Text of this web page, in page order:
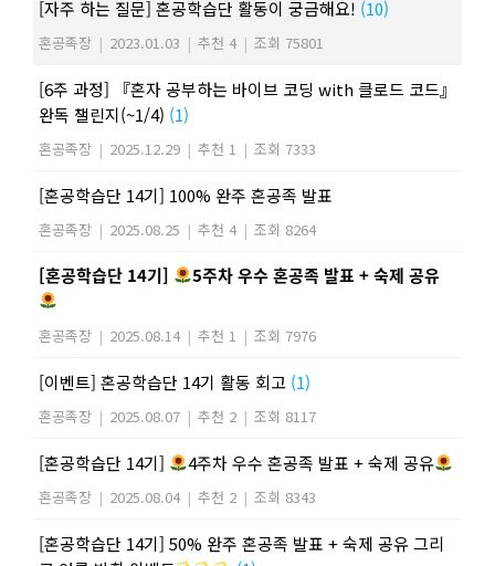
[자주 하는 질문] 혼공학습단 활동이 궁금해요! (10)
혼공족장 | 2023.01.03 | 추천 4 | 조회 75801
[6주 과정] 『혼자 공부하는 바이브 코딩 with 클로드 코드』
완독 챌린지(~1/4) (1)
혼공족장 | 2025.12.29 | 추천 1 | 조회 7333
[혼공학습단 14기] 100% 완주 혼공족 발표
혼공족장 | 2025.08.25 | 추천 4 | 조회 8264
[혼공학습단 14기] 5주차 우수 혼공족 발표 + 숙제 공유
혼공족장 | 2025.08.14 | 추천 1 | 조회 7976
[이벤트] 혼공학습단 14기 활동 회고 (1)
혼공족장 | 2025.08.07 | 추천 2 | 조회 8117
[혼공학습단 14기] 4주차 우수 혼공족 발표 + 숙제 공유
혼공족장 | 2025.08.04 | 추천 2 | 조회 8343
[혼공학습단 14기] 50% 완주 혼공족 발표 + 숙제 공유 그리